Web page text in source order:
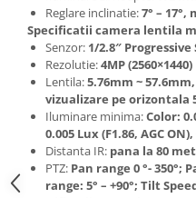
Reglare inclinatie:7° – 17°,
Specificatii camera lentila
Senzor: 1/2.8″ Progressive
Rezolutie:4MP (2560×1440)
Lentila:5.76mm ~
vizualizare pe orizontala
Iluminare minima:Color:
0.005 Lux (F1.86, AGC
Distanta IR: pana la 80
PTZ: Pan range 0 °- 350°;
range: 5° – +90°; Tilt